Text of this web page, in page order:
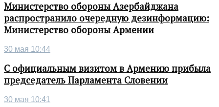
Министерство обороны Азербайджана
распространило очередную дезинформацию:
Министерство обороны Армении
30 мая 10:44
С официальным визитом в Армению прибыла
председатель Парламента Словении
30 мая 10:41